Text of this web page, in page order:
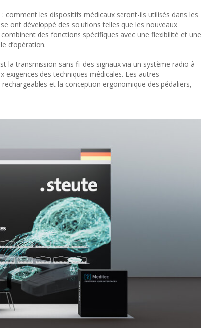
comment les dispositifs médicaux seront-ils utilisés dans les
ont développé des solutions telles que les nouveaux
des fonctions spécifiques avec une flexibilité et une
d’opération.
la transmission sans fil des signaux via un système radio à
des techniques médicales. Les autres
et la conception ergonomique des pédaliers,